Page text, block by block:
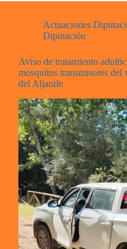
Actuaciones
Diputación
Aviso de tratamiento
mosquitos transmisores
del Aljarafe